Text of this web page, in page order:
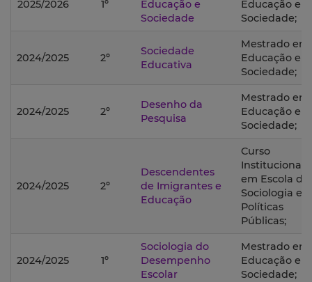
2025/2026 1º
Educação e
Sociedade
Educação e
Sociedade;
2024/2025 2º
Sociedade
Educativa
Mestrado em
Educação e
Sociedade;
2024/2025 2º
Desenho da
Pesquisa
Mestrado em
Educação e
Sociedade;
2024/2025 2º
Descendentes
de Imigrantes e
Educação
Curso
Institucional
em Escola de
Sociologia e
Políticas
Públicas;
2024/2025 1º
Sociologia do
Desempenho
Escolar
Mestrado em
Educação e
Sociedade;